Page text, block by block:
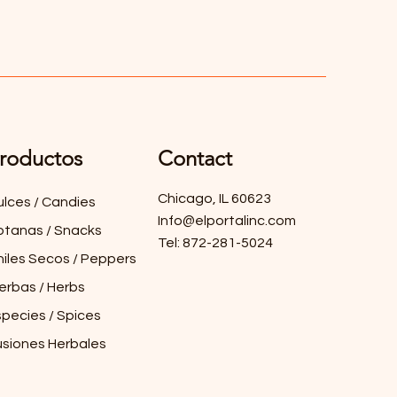
Contact
/ Candies
/ Snacks
Secos / Peppers
/ Herbs
/ Spices
Herbales
Chicago, IL 60623
Info@elportalinc.com
Tel: 872-281-5024